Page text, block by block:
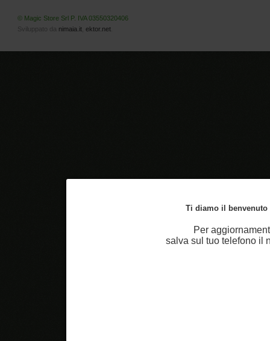
Ti diamo il
Per
salva sul tuo telefono il
© Magic Store Srl P. IVA 03550320406
Sviluppato da nimaia.it ektor.net